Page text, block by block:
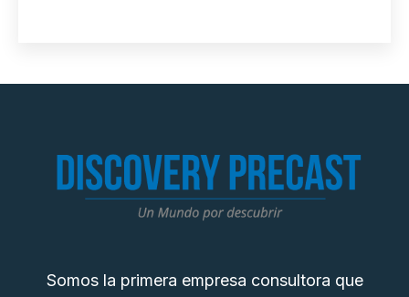
Somos la primera empresa consultora que